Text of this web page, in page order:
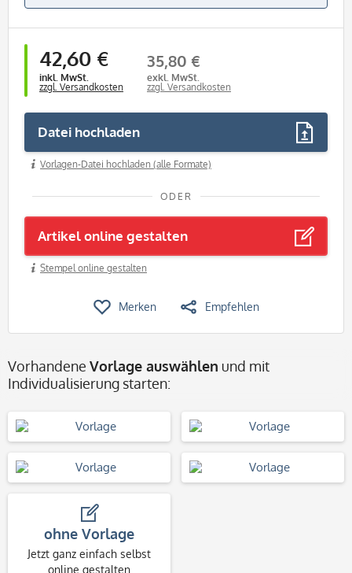
42,60 €
inkl. MwSt.
zzgl. Versandkosten
35,80 €
exkl. MwSt.
zzgl. Versandkosten
Datei hochladen
Vorlagen-Datei hochladen (alle Formate)
ODER
Artikel online gestalten
Stempel online gestalten
Merken Empfehlen
Vorhandene Vorlage auswählen und mit
Individualisierung starten:
ohne Vorlage
Jetzt ganz einfach selbst
online gestalten